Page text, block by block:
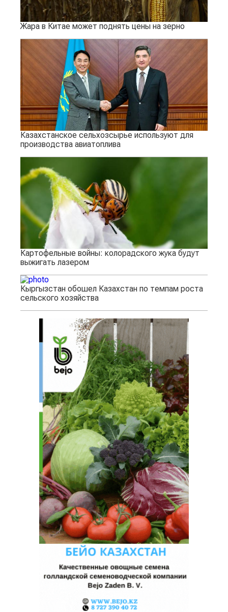
Жара в Китае может поднять цены на зерно
Казахстанское сельхозсырье используют для
производства авиатоплива
Картофельные войны: колорадского жука будут
выжигать лазером
Кыргызстан обошел Казахстан по темпам роста
сельского хозяйства